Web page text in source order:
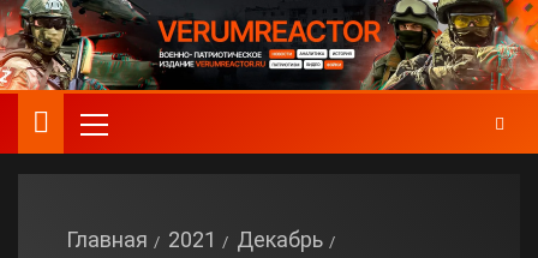
Главная 2021
Декабрь